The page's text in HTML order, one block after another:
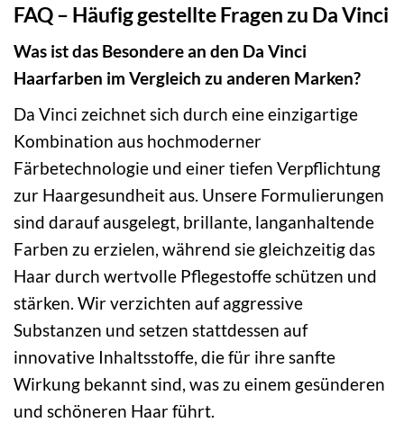
FAQ – Häufig gestellte Fragen zu Da Vinci
Was ist das Besondere an den Da Vinci
Haarfarben im Vergleich zu anderen Marken?
Da Vinci zeichnet sich durch eine einzigartige
Kombination aus hochmoderner
Färbetechnologie und einer tiefen Verpflichtung
zur Haargesundheit aus. Unsere Formulierungen
sind darauf ausgelegt, brillante, langanhaltende
Farben zu erzielen, während sie gleichzeitig das
Haar durch wertvolle Pflegestoffe schützen und
stärken. Wir verzichten auf aggressive
Substanzen und setzen stattdessen auf
innovative Inhaltsstoffe, die für ihre sanfte
Wirkung bekannt sind, was zu einem gesünderen
und schöneren Haar führt.